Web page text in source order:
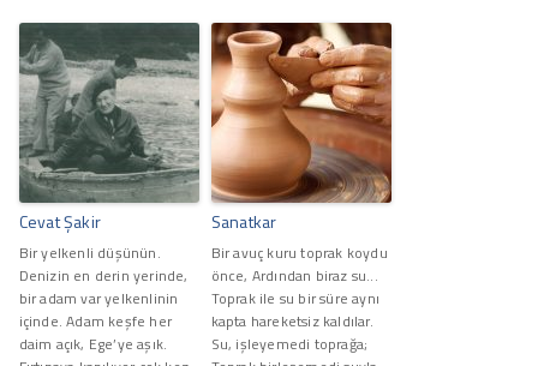
Cevat Şakir
Bir yelkenli düşünün.
Denizin en derin yerinde,
bir adam var yelkenlinin
içinde. Adam keşfe her
daim açık, Ege’ye aşık.
Sanatkar
Bir avuç kuru toprak koydu
önce, Ardından biraz su...
Toprak ile su bir süre aynı
kapta hareketsiz kaldılar.
Su, işleyemedi toprağa;